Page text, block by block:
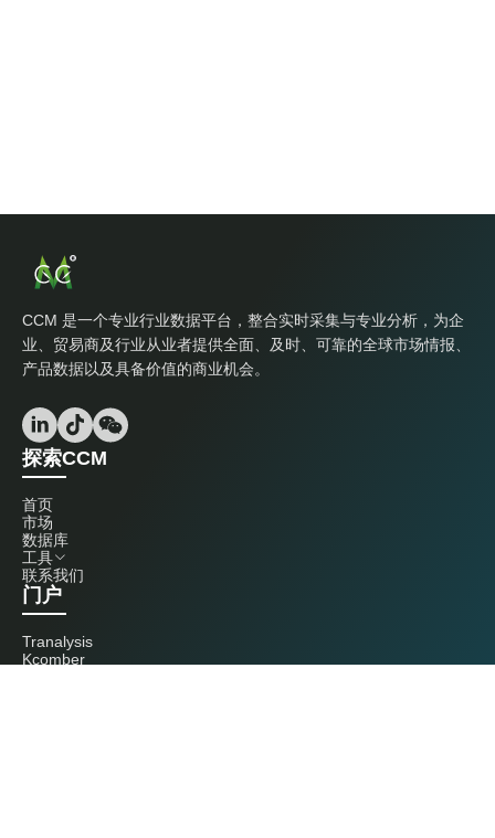
CCM 是一个专业行业数据平台，整合实时采集与专业分析，为企
业、贸易商及行业从业者提供全面、及时、可靠的全球市场情报、
产品数据以及具备价值的商业机会。
探索CCM
首页
市场
数据库
工具
联系我们
门户
Tranalysis
Kcomber